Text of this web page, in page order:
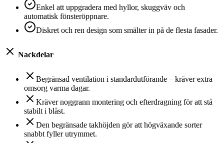
Enkel att uppgradera med hyllor, skuggväv och
automatisk fönsteröppnare.
Diskret och ren design som smälter in på de flesta fasader.
Nackdelar
Begränsad ventilation i standardutförande – kräver extra
omsorg varma dagar.
Kräver noggrann montering och efterdragning för att stå
stabilt i blåst.
Den begränsade takhöjden gör att högväxande sorter
snabbt fyller utrymmet.